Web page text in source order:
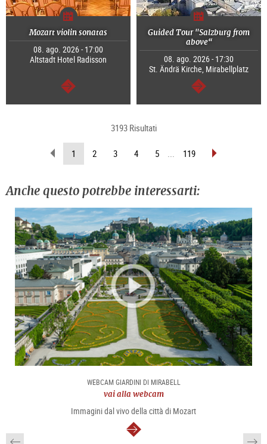
Mozart violin sonatas
08. ago. 2026 - 17:00
Altstadt Hotel Radisson
segue
Guided Tour "Salzburg from
above“
08. ago. 2026 - 17:30
St. Ändrä Kirche, Mirabellplatz
segue
3193 Risultati
sfoglia
indietro
1 (pagina
attuale)
2 3 4 5 ... 119 sfoglia
Anche questo potrebbe interessarti:
WEBCAM GIARDINI DI MIRABELL
vai alla webcam
Immagini dal vivo della città di Mozart
segue